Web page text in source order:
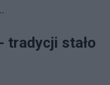
tradycji stało